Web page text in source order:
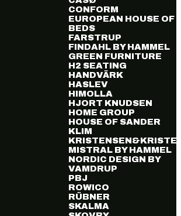
CONFORM
EUROPEAN HOUSE OF
BEDS
FARSTRUP
FINDAHL BY HAMMEL
GREEN FURNITURE
H2 SEATING
HANDVÄRK
HASLEV
HIMOLLA
HJORT KNUDSEN
HOME GROUP
HOUSE OF SANDER
KLIM
MISTRAL BY HAMMEL
NORDIC DESIGN BY
VAMDRUP
PBJ
ROWICO
RÜBNER
SKALMA